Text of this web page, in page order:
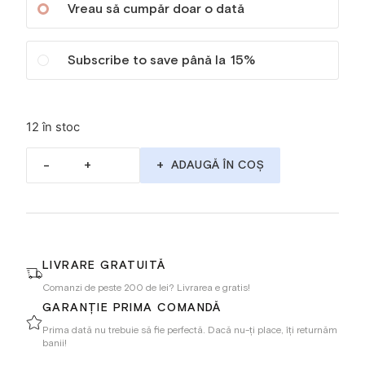
Vreau să cumpăr doar o dată
Subscribe to save până la 15%
12 în stoc
- + ADAUGĂ ÎN COȘ
LIVRARE GRATUITĂ
Comanzi de peste 200 de lei? Livrarea e gratis!
GARANȚIE PRIMA COMANDĂ
Prima dată nu trebuie să fie perfectă. Dacă nu-ți place, îți returnăm
banii!